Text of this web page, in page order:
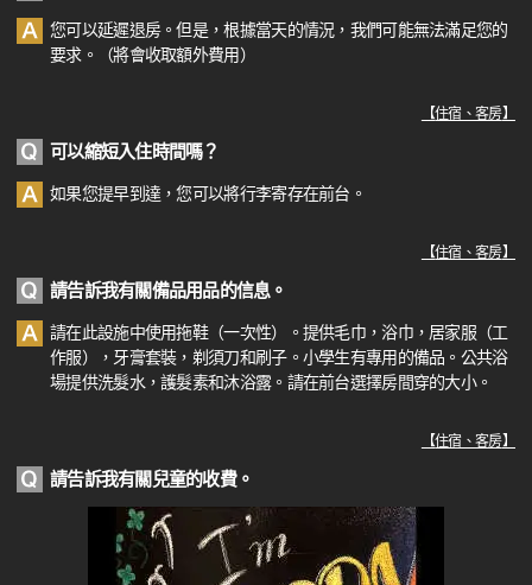
您可以延遲退房。但是，根據當天的情況，我們可能無法滿足您的
要求。（將會收取額外費用）
【住宿、客房】
可以縮短入住時間嗎？
如果您提早到達，您可以將行李寄存在前台。
【住宿、客房】
請告訴我有關備品用品的信息。
請在此設施中使用拖鞋（一次性）。提供毛巾，浴巾，居家服（工
作服），牙膏套裝，剃須刀和刷子。小學生有專用的備品。公共浴
場提供洗髮水，護髮素和沐浴露。請在前台選擇房間穿的大小。
【住宿、客房】
請告訴我有關兒童的收費。